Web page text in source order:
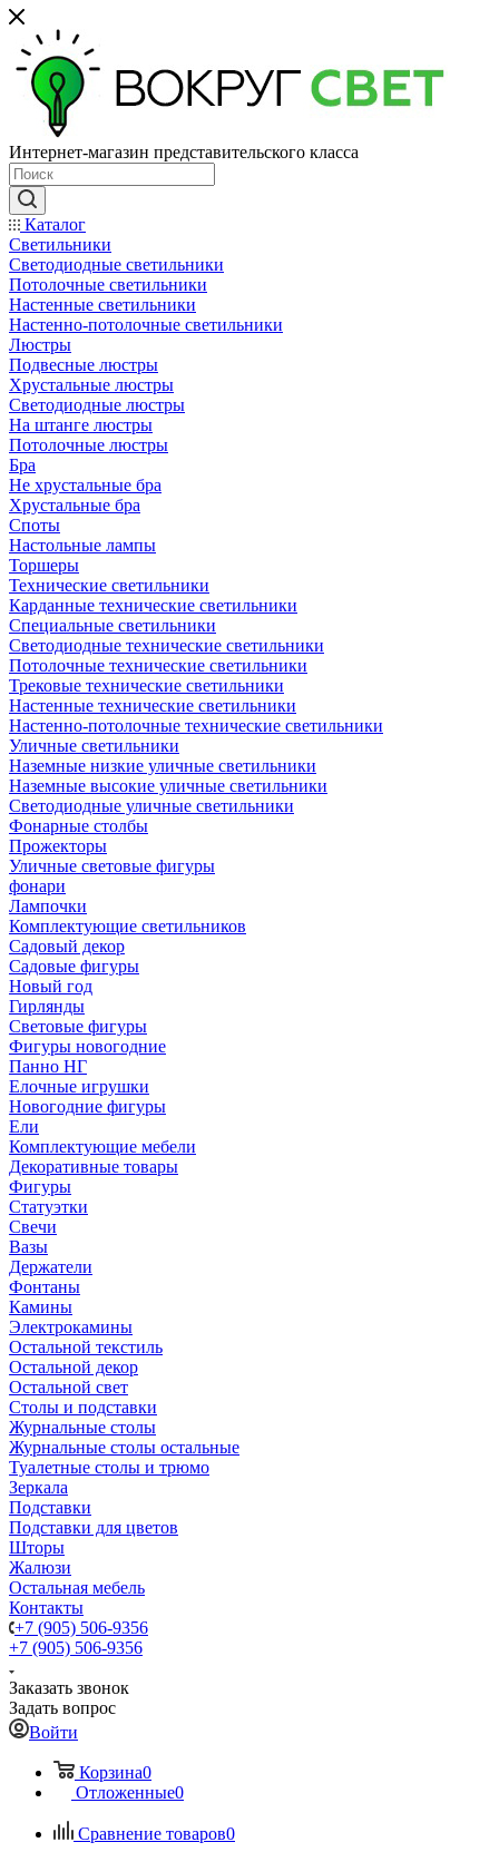
Интернет-магазин представительского класса
Каталог
Светильники
Светодиодные светильники
Потолочные светильники
Настенные светильники
Настенно-потолочные светильники
Люстры
Подвесные люстры
Хрустальные люстры
Светодиодные люстры
На штанге люстры
Потолочные люстры
Бра
Не хрустальные бра
Хрустальные бра
Споты
Настольные лампы
Торшеры
Технические светильники
Карданные технические светильники
Специальные светильники
Светодиодные технические светильники
Потолочные технические светильники
Трековые технические светильники
Настенные технические светильники
Настенно-потолочные технические светильники
Уличные светильники
Наземные низкие уличные светильники
Наземные высокие уличные светильники
Светодиодные уличные светильники
Фонарные столбы
Прожекторы
Уличные световые фигуры
фонари
Лампочки
Комплектующие светильников
Садовый декор
Садовые фигуры
Новый год
Гирлянды
Световые фигуры
Фигуры новогодние
Панно НГ
Елочные игрушки
Новогодние фигуры
Ели
Комплектующие мебели
Декоративные товары
Фигуры
Статуэтки
Свечи
Вазы
Держатели
Фонтаны
Камины
Электрокамины
Остальной текстиль
Остальной декор
Остальной свет
Столы и подставки
Журнальные столы
Журнальные столы остальные
Туалетные столы и трюмо
Зеркала
Подставки
Подставки для цветов
Шторы
Жалюзи
Остальная мебель
Контакты
+7 (905) 506-9356
+7 (905) 506-9356
Заказать звонок
Задать вопрос
Войти
Корзина0
Отложенные0
Сравнение товаров0